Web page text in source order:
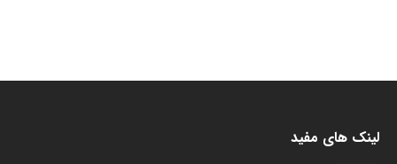
لینک های مفید